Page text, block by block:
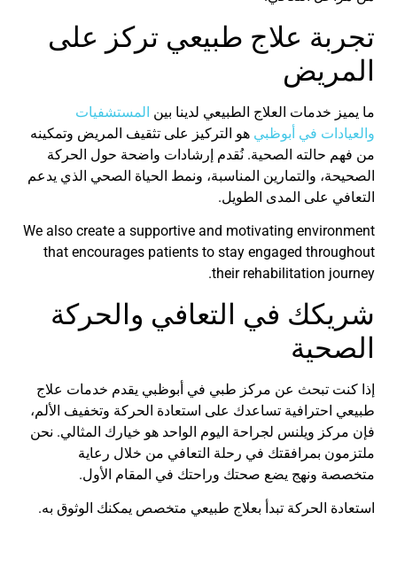
تجربة علاج طبيعي تركز على
المريض
ما يميز خدمات العلاج الطبيعي لدينا بين المستشفيات
والعيادات في أبوظبي هو التركيز على تثقيف المريض وتمكينه
من فهم حالته الصحية. نُقدم إرشادات واضحة حول الحركة
الصحيحة، والتمارين المناسبة، ونمط الحياة الصحي الذي يدعم
التعافي على المدى الطويل.
We also create a supportive and motivating environment
that encourages patients to stay engaged throughout
their rehabilitation journey.
شريكك في التعافي والحركة
الصحية
إذا كنت تبحث عن مركز طبي في أبوظبي يقدم خدمات علاج
طبيعي احترافية تساعدك على استعادة الحركة وتخفيف الألم،
فإن مركز ويلنس لجراحة اليوم الواحد هو خيارك المثالي. نحن
ملتزمون بمرافقتك في رحلة التعافي من خلال رعاية
متخصصة ونهج يضع صحتك وراحتك في المقام الأول.
استعادة الحركة تبدأ بعلاج طبيعي متخصص يمكنك الوثوق به.